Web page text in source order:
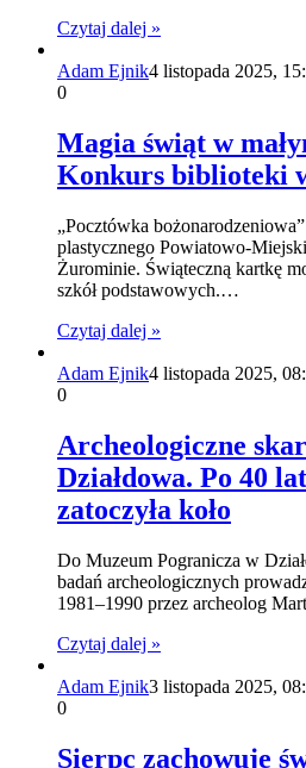
Czytaj dalej »
Adam Ejnik4 listopada 2025,
0
Magia świąt w
Konkurs biblioteki
„Pocztówka
plastycznego Powiatowo-
Żurominie. Świąteczną kartkę
szkół podstawowych.…
Czytaj dalej »
Adam Ejnik4 listopada 2025,
0
Archeologiczne
Działdowa. Po 40
zatoczyła koło
Do Muzeum Pogranicza w
badań archeologicznych
1981–1990 przez archeolog
Czytaj dalej »
Adam Ejnik3 listopada 2025,
0
Sierpc zachowuje